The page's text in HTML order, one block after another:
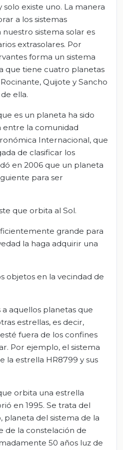
existe uno. La manera
a los sistemas
sistema solar es
extrasolares. Por
forma un sistema
que tiene cuatro planetas
Quijote y Sancho
ella.
es un planeta ha sido
entre la comunidad
Internacional, que
de clasificar los
en 2006 que un planeta
para ser
que orbita al Sol.
grande para
la haga adquirir una
objetos en la vecindad de
aquellos planetas que
estrellas, es decir,
fuera de los confines
Por ejemplo, el sistema
la estrella HR8799 y sus
orbita una estrella
en 1995. Se trata del
planeta del sistema de la
de la constelación de
50 años luz de